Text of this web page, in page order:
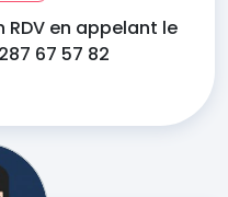
en appelant le
67 57 82